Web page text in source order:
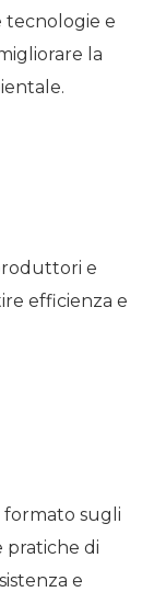
tecnologie e
la
e
efficienza e
sugli
pratiche di
e